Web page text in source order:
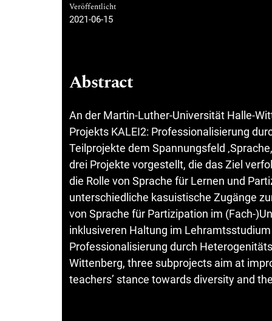
Veröffentlicht
2021-06-15
Abstract
An der Martin-Luther-Universität Halle-
Projekts KALEI2: Professionalisierung
Teilprojekte dem Spannungsfeld
drei Projekte vorgestellt, die das Ziel
die Rolle von Sprache für Lernen und
unterschiedliche kasuistische Zugänge
von Sprache für Partizipation im (Fach-
inklusiveren Haltung im
Professionalisierung durch
Wittenberg, three subprojects aim at
teachers’ stance towards diversity and